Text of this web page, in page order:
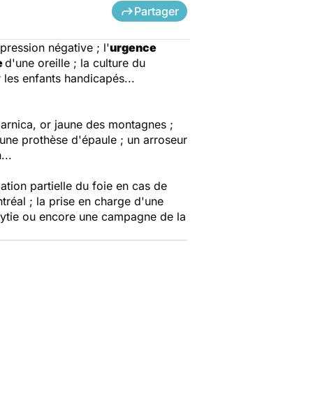
Partager
négative ; l'urgence
d'une oreille ; la culture du
enfants handicapés...
or jaune des montagnes ;
prothèse d'épaule ; un arroseur
partielle du foie en cas de
; la prise en charge d'une
ou encore une campagne de la